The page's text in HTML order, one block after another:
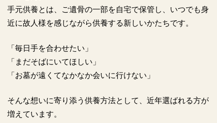
手元供養とは、ご遺骨の一部を自宅で保管し、いつでも身
近に故人様を感じながら供養する新しいかたちです。
「毎日手を合わせたい」
「まだそばにいてほしい」
「お墓が遠くてなかなか会いに行けない」
そんな想いに寄り添う供養方法として、近年選ばれる方が
増えています。